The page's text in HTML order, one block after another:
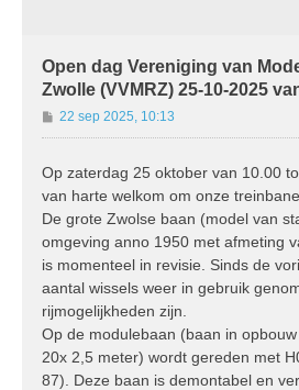
Open dag Vereniging van
Zwolle (VVMRZ) 25-10-2025
B
e
i
c
h
22 sep 2025, 10:13
Op zaterdag 25 oktober van 10.00
van harte welkom om onze
De grote Zwolse baan (model van
omgeving anno 1950 met afmeting
is momenteel in revisie. Sinds de
aantal wissels weer in gebruik
rijmogelijkheden zijn.
Op de modulebaan (baan in
20x 2,5 meter) wordt gereden met
87). Deze baan is demontabel en